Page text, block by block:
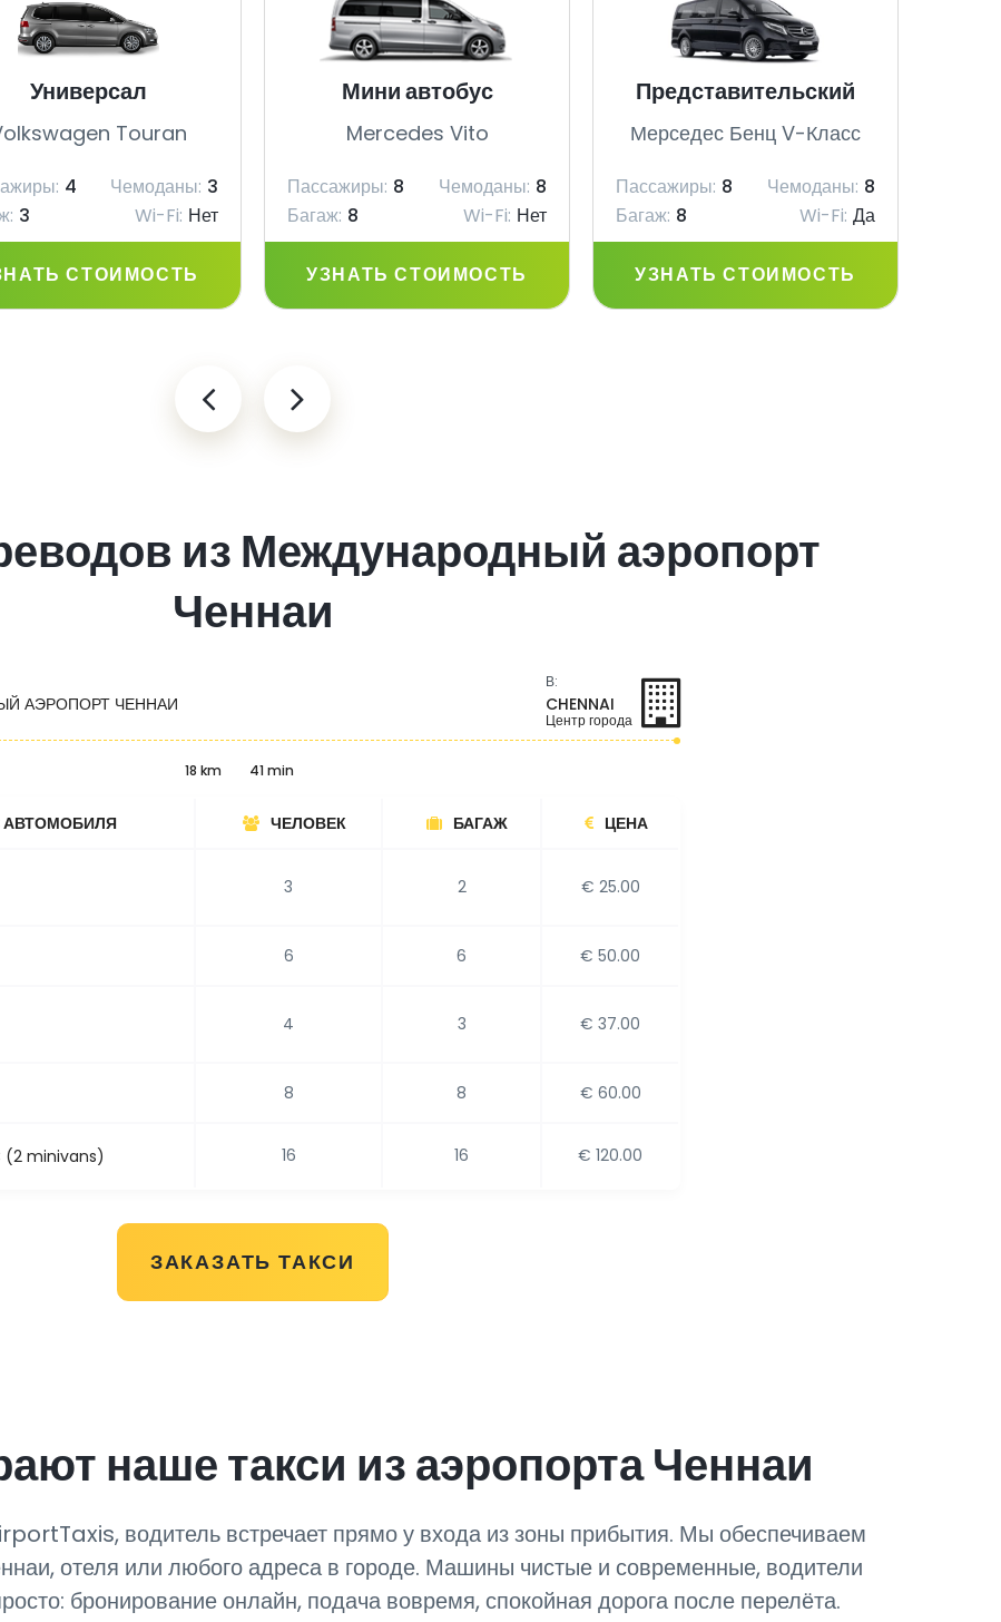
Универсал
Touran
4 Чемоданы: 3
3 Wi-Fi: Нет
СТОИМОСТЬ
Мини автобус
Mercedes Vito
Пассажиры: 8 Чемоданы: 8
Багаж: 8 Wi-Fi: Нет
УЗНАТЬ СТОИМОСТЬ
Представительский
Мерседес Бенц V-Класс
Пассажиры: 8 Чемоданы: 8
Багаж: 8 Wi-Fi: Да
УЗНАТЬ СТОИМОСТЬ
из Международный аэропорт
Ченнаи
АЭРОПОРТ ЧЕННАИ
В:
CHENNAI
Центр города
18 km 41 min
АВТОМОБИЛЯ ЧЕЛОВЕК БАГАЖ ЦЕНА
3 2 € 25.00
6 6 € 50.00
4 3 € 37.00
8 8 € 60.00
(2 minivans) 16 16 € 120.00
ЗАКАЗАТЬ ТАКСИ
наше такси из аэропорта Ченнаи
водитель встречает прямо у входа из зоны прибытия. Мы обеспечиваем
отеля или любого адреса в городе. Машины чистые и современные, водители
бронирование онлайн, подача вовремя, спокойная дорога после перелёта.